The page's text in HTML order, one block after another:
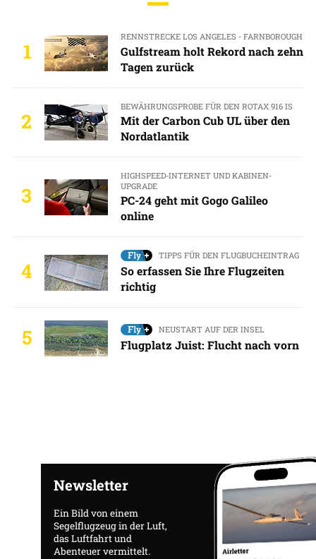
1
RENNSTRECKE LOS ANGELES - FARNBOROUGH
Gulfstream holt Rekord nach zehn
Tagen zurück
2
BEWÄHRUNGSPROBE FÜR DEN ROTAX 916 IS
Mit der Carbon Cub UL über den
Nordatlantik
3
HIGHSPEED-INTERNET UND KABINEN-
UPGRADE
PC-24 geht mit Gogo Galileo
online
4
TIPPS FÜR DEN FLUGBUCHEINTRAG
So erfassen Sie Ihre Flugzeiten
richtig
5 NEUSTART AUF DER INSEL
Flugplatz Juist: Flucht nach vorn
Newsletter
Ein Bild von einem
Segelflugzeug in der Luft,
das Luftfahrt und
Abenteuer vermittelt.